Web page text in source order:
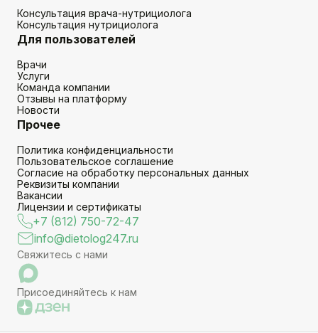
Консультация врача-нутрициолога
Консультация нутрициолога
Для пользователей
Врачи
Услуги
Команда компании
Отзывы на платформу
Новости
Прочее
Политика конфиденциальности
Пользовательское соглашение
Согласие на обработку персональных данных
Реквизиты компании
Вакансии
Лицензии и сертификаты
+7 (812) 750-72-47
info@dietolog247.ru
Свяжитесь с нами
Присоединяйтесь к нам